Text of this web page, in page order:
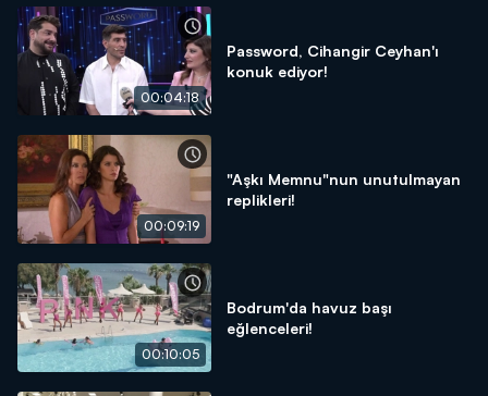
00:04:18
Password, Cihangir Ceyhan'ı
konuk ediyor!
00:09:19
"Aşkı Memnu"nun unutulmayan
replikleri!
00:10:05
Bodrum'da havuz başı
eğlenceleri!